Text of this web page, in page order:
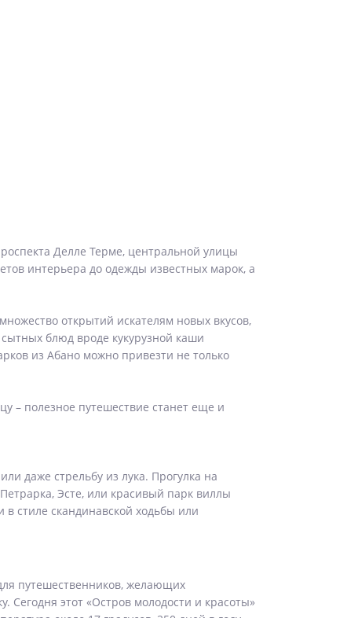
Делле Терме, центральной улицы
интерьера до одежды известных марок, а
открытий искателям новых вкусов,
блюд вроде кукурузной каши
из Абано можно привезти не только
– полезное путешествие станет еще и
даже стрельбу из лука. Прогулка на
Эсте, или красивый парк виллы
стиле скандинавской ходьбы или
путешественников, желающих
этот «Остров молодости и красоты»